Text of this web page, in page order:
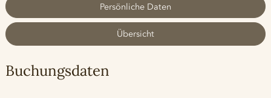
Persönliche Daten
Übersicht
Buchungsdaten